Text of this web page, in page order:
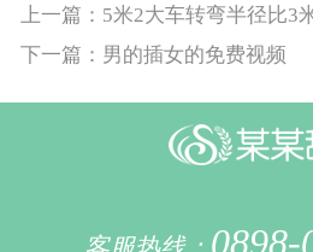
下一篇：男的插女的免费视频
0898-